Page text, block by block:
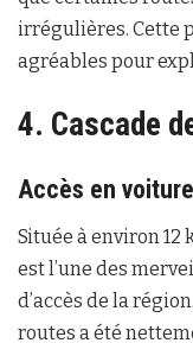
irrégulières. Cette
agréables pour
4. Cascade
Accès en voiture
Située à environ 12
est l’une des
d’accès de la
routes a été